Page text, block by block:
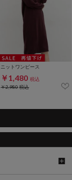
ニットワンピース
￥1,480 税込
￥2,980税込